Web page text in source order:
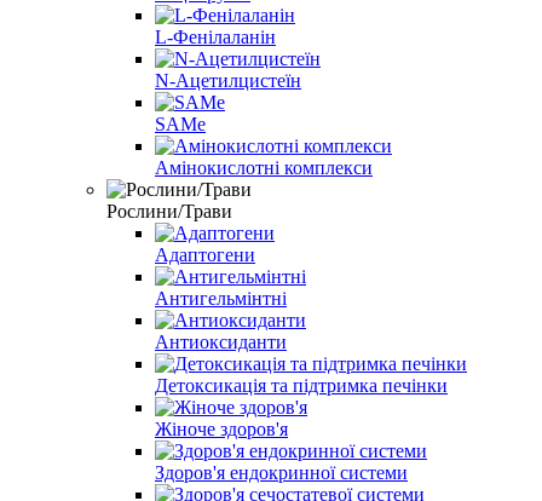
L-Фенілаланін
N-Ацетилцистеїн
SAMe
Амінокислотні комплекси
Рослини/Трави
Адаптогени
Антигельмінтні
Антиоксиданти
Детоксикація та підтримка печінки
Жіноче здоров'я
Здоров'я ендокринної системи